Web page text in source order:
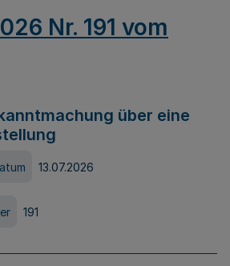
Nr. 191 vom
über eine
13.07.2026
191